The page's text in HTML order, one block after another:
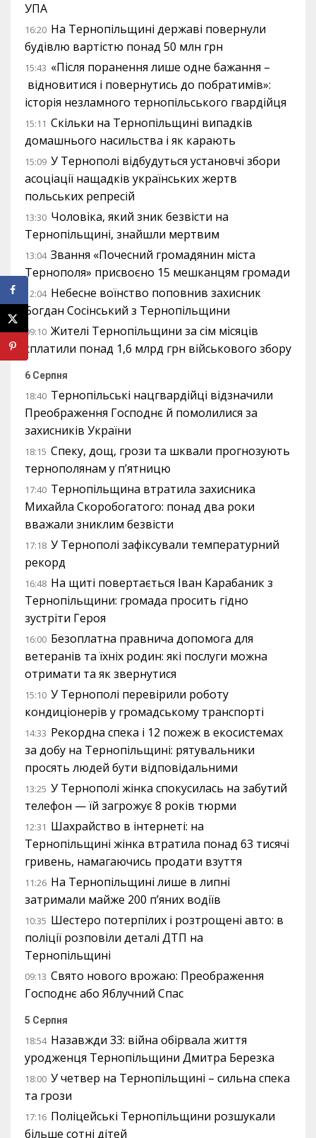
УПА
16:20 На Тернопільщині державі повернули
будівлю вартістю понад 50 млн грн
15:43 «Після поранення лише одне бажання –
відновитися і повернутись до побратимів»:
історія незламного тернопільського гвардійця
15:11 Скільки на Тернопільщині випадків
домашнього насильства і як карають
15:09 У Тернополі відбудуться установчі збори
асоціації нащадків українських жертв
польських репресій
13:30 Чоловіка, який зник безвісти на
Тернопільщині, знайшли мертвим
13:04 Звання «Почесний громадянин міста
Тернополя» присвоєно 15 мешканцям громади
12:04 Небесне воїнство поповнив захисник
Богдан Сосінський з Тернопільщини
09:10 Жителі Тернопільщини за сім місяців
сплатили понад 1,6 млрд грн військового збору
6 Серпня
18:40 Тернопільські нацгвардійці відзначили
Преображення Господнє й помолилися за
захисників України
18:15 Спеку, дощ, грози та шквали прогнозують
тернополянам у п’ятницю
17:40 Тернопільщина втратила захисника
Михайла Скоробогатого: понад два роки
вважали зниклим безвісти
17:18 У Тернополі зафіксували температурний
рекорд
16:48 На щиті повертається Іван Карабаник з
Тернопільщини: громада просить гідно
зустріти Героя
16:00 Безоплатна правнича допомога для
ветеранів та їхніх родин: які послуги можна
отримати та як звернутися
15:10 У Тернополі перевірили роботу
кондиціонерів у громадському транспорті
14:33 Рекордна спека і 12 пожеж в екосистемах
за добу на Тернопільщині: рятувальники
просять людей бути відповідальними
13:25 У Тернополі жінка спокусилась на забутий
телефон — їй загрожує 8 років тюрми
12:31 Шахрайство в інтернеті: на
Тернопільщині жінка втратила понад 63 тисячі
гривень, намагаючись продати взуття
11:26 На Тернопільщині лише в липні
затримали майже 200 п’яних водіїв
10:35 Шестеро потерпілих і розтрощені авто: в
поліції розповіли деталі ДТП на
Тернопільщині
09:13 Свято нового врожаю: Преображення
Господнє або Яблучний Спас
5 Серпня
18:54 Назавжди 33: війна обірвала життя
уродженця Тернопільщини Дмитра Березка
18:00 У четвер на Тернопільщині – сильна спека
та грози
17:16 Поліцейські Тернопільщини розшукали
більше сотні дітей